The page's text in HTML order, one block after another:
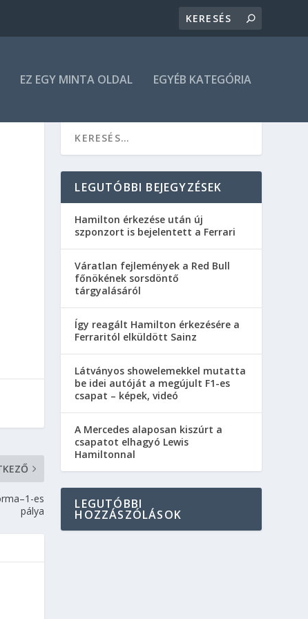
EZ EGY MINTA OLDAL EGYÉB KATEGÓRIA
es
pálya
LEGUTÓBBI BEJEGYZÉSEK
Hamilton érkezése után új
szponzort is bejelentett a Ferrari
Váratlan fejlemények a Red Bull
főnökének sorsdöntő
tárgyalásáról
Így reagált Hamilton érkezésére a
Ferraritól elküldött Sainz
Látványos showelemekkel mutatta
be idei autóját a megújult F1-es
csapat – képek, videó
A Mercedes alaposan kiszúrt a
csapatot elhagyó Lewis
Hamiltonnal
LEGUTÓBBI
HOZZÁSZÓLÁSOK